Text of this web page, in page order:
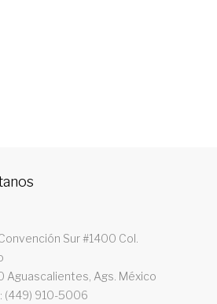
Sur #1400 Col.
Aguascalientes, Ags. México
(449) 910-5006